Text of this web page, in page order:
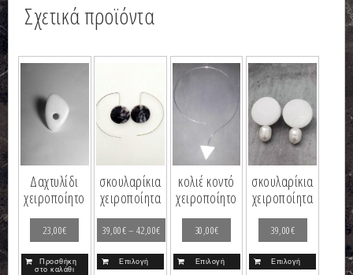
Σχετικά προϊόντα
Δαχτυλίδι
χειροποίητο
23,00€
Προσθήκη
στο καλάθι
σκουλαρίκια
χειροποίητα
39,00€– 42,00€
Επιλογή
κολιέ κοντό
χειροποίητο
30,00€
Επιλογή
σκουλαρίκια
χειροποίητα
39,00€
Επιλογή